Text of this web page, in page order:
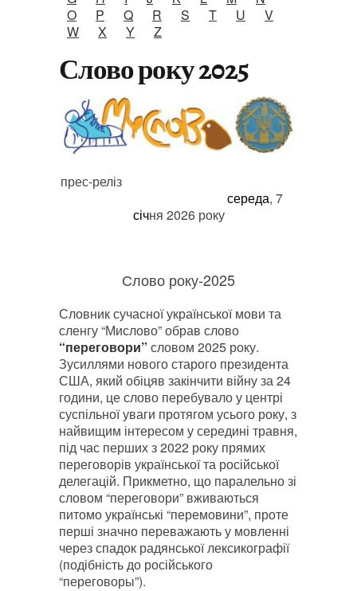
O
P Q R S T U
V
W
X Y Z
Слово року 2025
прес-реліз
середа, 7
січня 2026 року
Слово року-2025
Словник сучасної української мови та
сленгу “Мислово” обрав слово
“переговори” словом 2025 року.
Зусиллями нового старого президента
США, який обіцяв закінчити війну за 24
години, це слово перебувало у центрі
суспільної уваги протягом усього року, з
найвищим інтересом у середині травня,
під час перших з 2022 року прямих
переговорів української та російської
делегацій. Прикметно, що паралельно зі
словом “переговори” вживаються
питомо українські “перемовини”, проте
перші значно переважають у мовленні
через спадок радянської лексикографії
(подібність до російського
“переговоры”).